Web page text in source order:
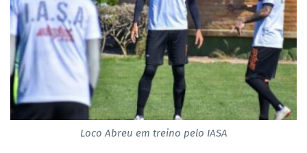
Loco Abreu em treino pelo IASA